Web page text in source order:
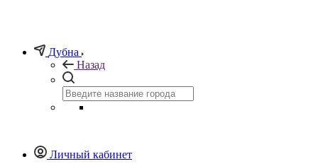
Дубна
Назад
Личный кабинет